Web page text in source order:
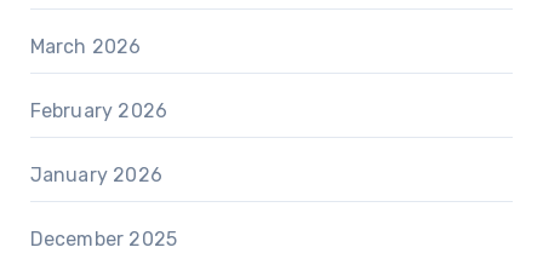
March 2026
February 2026
January 2026
December 2025